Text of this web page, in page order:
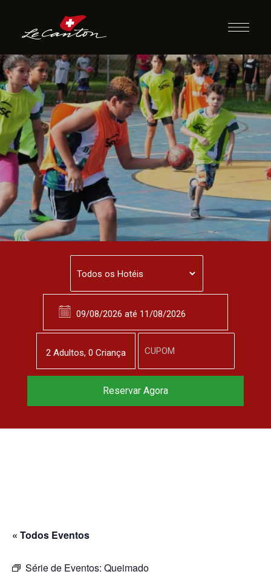
Queimado
« Todos Eventos
Série de Eventos: Queimado
2 Adultos, 0 Criança
Reservar Agora